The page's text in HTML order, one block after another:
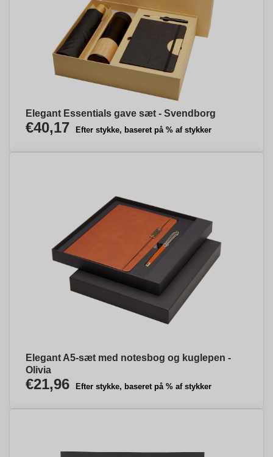
Elegant Essentials gave sæt - Svendborg
€40,17 Efter stykke, baseret på % af stykker
Elegant A5-sæt med notesbog og kuglepen -
Olivia
€21,96 Efter stykke, baseret på % af stykker